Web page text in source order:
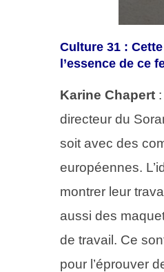
Culture 31 :
l’essence de ce
Karine Chapert
directeur du
soit avec des
européennes.
montrer leur
aussi des
de travail. Ce
pour l’éprouver